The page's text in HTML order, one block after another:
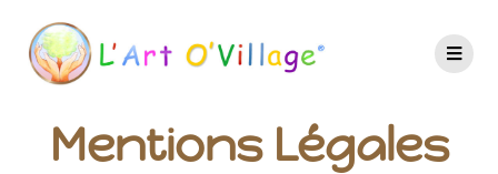
Mentions Légales